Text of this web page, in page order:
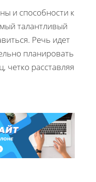
и способности к
талантливый
Речь идет
планировать
четко расставляя